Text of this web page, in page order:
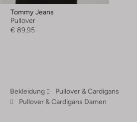
Tommy Jeans
Pullover
€ 89,95
Bekleidung
Pullover & Cardigans
Pullover & Cardigans Damen